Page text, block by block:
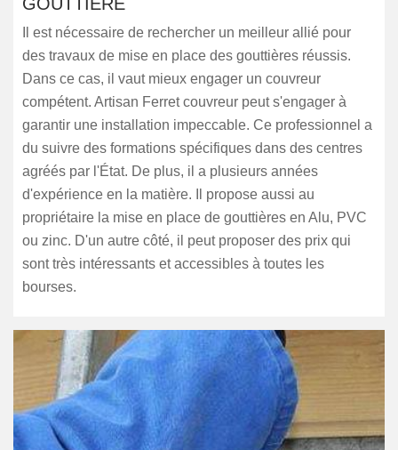
Il est nécessaire de rechercher un meilleur allié pour
des travaux de mise en place des gouttières réussis.
Dans ce cas, il vaut mieux engager un couvreur
compétent. Artisan Ferret couvreur peut s'engager à
garantir une installation impeccable. Ce professionnel a
du suivre des formations spécifiques dans des centres
agréés par l'État. De plus, il a plusieurs années
d'expérience en la matière. Il propose aussi au
propriétaire la mise en place de gouttières en Alu, PVC
ou zinc. D'un autre côté, il peut proposer des prix qui
sont très intéressants et accessibles à toutes les
bourses.